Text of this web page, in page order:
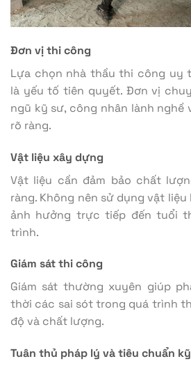
Đơn vị thi công
Lựa chọn nhà thầu thi công uy
là yếu tố tiên quyết. Đơn vị
ngũ kỹ sư, công nhân lành nghề
rõ ràng.
Vật liệu xây dựng
Vật liệu cần đảm bảo chất
ràng. Không nên sử dụng vật
ảnh hưởng trực tiếp đến tuổi
trình.
Giám sát thi công
Giám sát thường xuyên giúp
thời các sai sót trong quá trình
độ và chất lượng.
Tuân thủ pháp lý và tiêu chuẩn